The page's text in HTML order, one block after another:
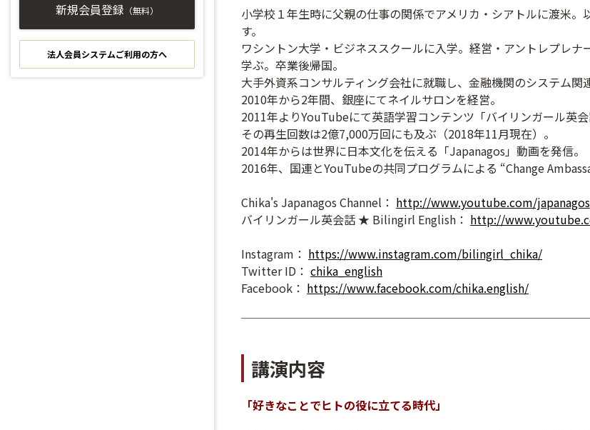
新規会員登録 （無料）
法人会員システムご利用の方へ
小学校１年生時に父親の仕事の関係でアメリカ・シアトルに渡米。
す。
ワシントン大学・ビジネススクールに入学。経営・アントレプレナ
学ぶ。卒業後帰国。
大手外資系コンサルティング会社に就職し、金融機関のシステム関
2010年から2年間、銀座にてネイルサロンを経営。
2011年よりYouTubeにて英語学習コンテンツ「バイリンガール英会
その再生回数は2億7,000万回にも及ぶ（2018年11月現在）。
2014年からは世界に日本文化を伝える「Japanagos」動画を発信。
2016年、国連とYouTubeの共同プログラムによる “Change
Chika's Japanagos Channel： http://www.youtube.com/japanagos
バイリンガール英会話 ★ Bilingirl English： http://
Instagram： https://www.instagram.com/bilingirl_chika/
Twitter ID：chika_english
Facebook： https://www.facebook.com/chika.english/
講演内容
「好きなことでヒトの役に立てる時代」